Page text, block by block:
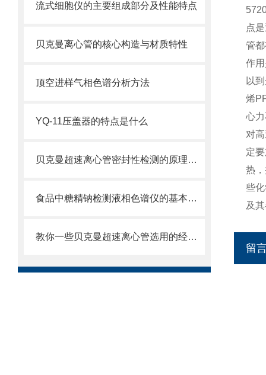
流式细胞仪的主要组成部分及性能特点
贝克曼离心管的核心构造与材质特性
顶空进样气相色谱分析方法
YQ-11压盖器的特点是什么
贝克曼超速离心管密封性检测的原理及方法是什么
食品中糖精钠检测液相色谱仪的基本功能
教你一些贝克曼超速离心管选用的经验技巧
点
管
作
以
烯
心
对
定
热
些
及
留